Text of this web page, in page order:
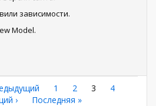
зависимости.
Model.
Страница
1 Страница
2
Текущая
3 Страница
4
›
Последняя
Последняя »